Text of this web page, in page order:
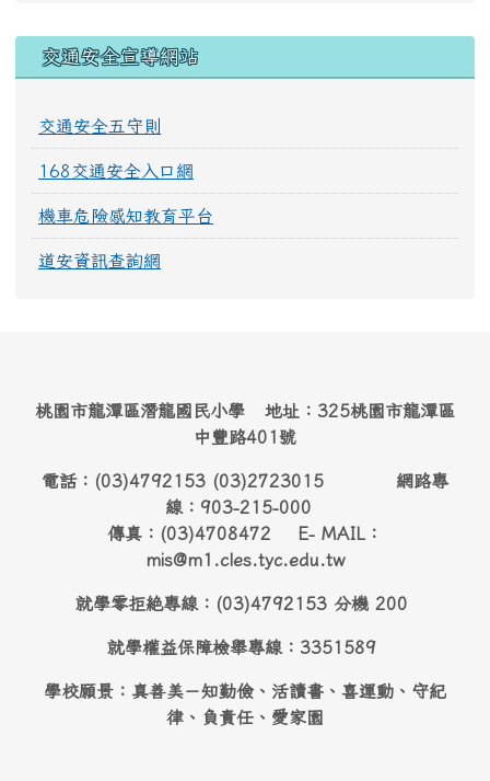
交通安全宣導網站
交通安全五守則
168交通安全入口網
機車危險感知教育平台
道安資訊查詢網
桃園市龍潭區潛龍國民小學 地址：325桃園市龍潭區
中豐路401號
電話：(03)4792153 (03)2723015 網路專
線：903-215-000
傳真：(03)4708472 E- MAIL：
mis@m1.cles.tyc.edu.tw
就學零拒絶專線：(03)4792153 分機 200
就學權益保障檢舉專線：3351589
學校願景：真善美－知勤儉、活讀書、喜運動、守紀
律、負責任、愛家園